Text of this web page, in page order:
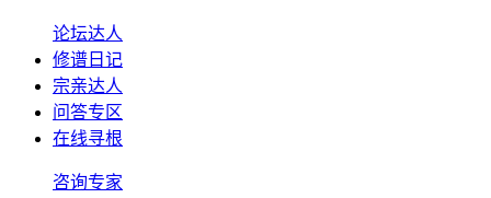
论坛达人
修谱日记
宗亲达人
问答专区
在线寻根
咨询专家